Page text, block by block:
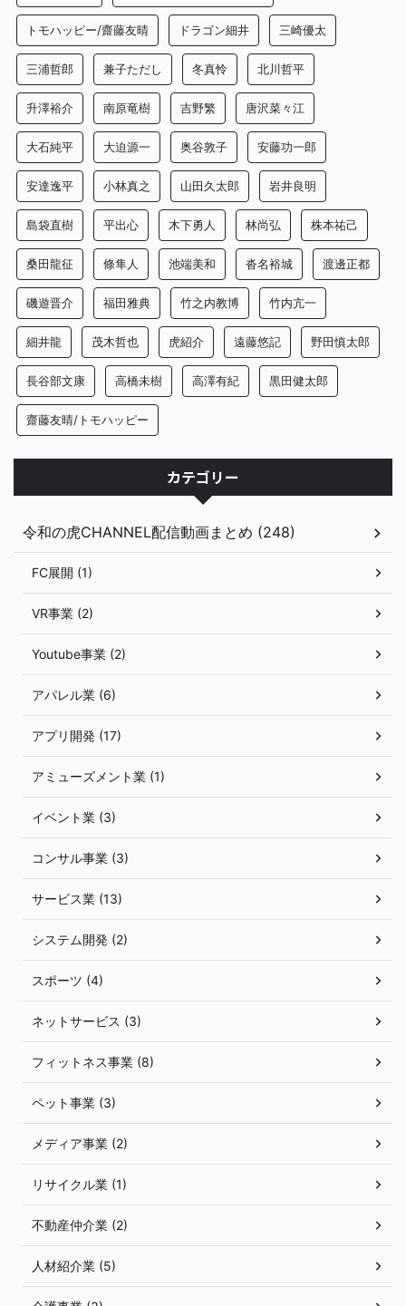
トモハッピー/齋藤友晴 ドラゴン細井 三崎優太
三浦哲郎 兼子ただし 冬真怜 北川哲平
升澤裕介 南原竜樹 吉野繁 唐沢菜々江
大石純平 大迫源一 奥谷敦子 安藤功一郎
安達逸平 小林真之 山田久太郎 岩井良明
島袋直樹 平出心 木下勇人 林尚弘 株本祐己
桑田龍征 條隼人 池端美和 沓名裕城 渡邊正都
磯遊晋介 福田雅典 竹之内教博 竹内亢一
細井龍 茂木哲也 虎紹介 遠藤悠記 野田慎太郎
長谷部文康 高橋未樹 高澤有紀 黒田健太郎
齋藤友晴/トモハッピー
カテゴリー
令和の虎CHANNEL配信動画まとめ (248)
FC展開 (1)
VR事業 (2)
Youtube事業 (2)
アパレル業 (6)
アプリ開発 (17)
アミューズメント業 (1)
イベント業 (3)
コンサル事業 (3)
サービス業 (13)
システム開発 (2)
スポーツ (4)
ネットサービス (3)
フィットネス事業 (8)
ペット事業 (3)
メディア事業 (2)
リサイクル業 (1)
不動産仲介業 (2)
人材紹介業 (5)